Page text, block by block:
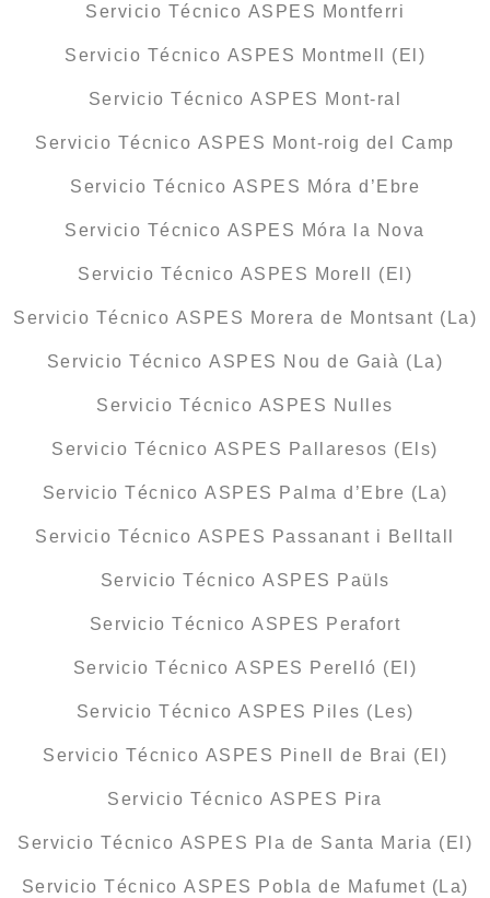
Servicio Técnico ASPES Montferri
Servicio Técnico ASPES Montmell (El)
Servicio Técnico ASPES Mont-ral
Servicio Técnico ASPES Mont-roig del Camp
Servicio Técnico ASPES Móra d’Ebre
Servicio Técnico ASPES Móra la Nova
Servicio Técnico ASPES Morell (El)
Servicio Técnico ASPES Morera de Montsant (La)
Servicio Técnico ASPES Nou de Gaià (La)
Servicio Técnico ASPES Nulles
Servicio Técnico ASPES Pallaresos (Els)
Servicio Técnico ASPES Palma d’Ebre (La)
Servicio Técnico ASPES Passanant i Belltall
Servicio Técnico ASPES Paüls
Servicio Técnico ASPES Perafort
Servicio Técnico ASPES Perelló (El)
Servicio Técnico ASPES Piles (Les)
Servicio Técnico ASPES Pinell de Brai (El)
Servicio Técnico ASPES Pira
Servicio Técnico ASPES Pla de Santa Maria (El)
Servicio Técnico ASPES Pobla de Mafumet (La)